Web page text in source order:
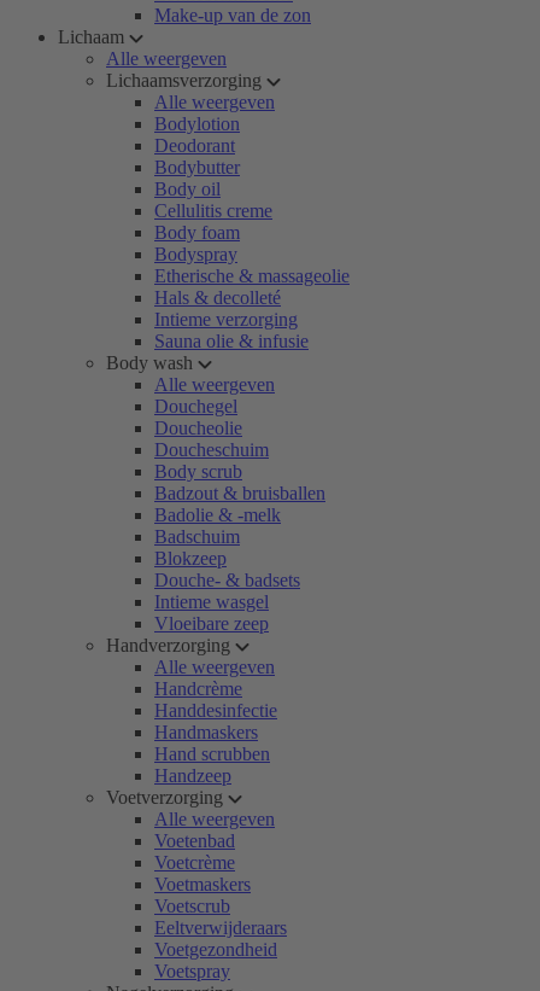
Make-up van de zon
Lichaam
Alle weergeven
Lichaamsverzorging
Alle weergeven
Bodylotion
Deodorant
Bodybutter
Body oil
Cellulitis creme
Body foam
Bodyspray
Etherische & massageolie
Hals & decolleté
Intieme verzorging
Sauna olie & infusie
Body wash
Alle weergeven
Douchegel
Doucheolie
Doucheschuim
Body scrub
Badzout & bruisballen
Badolie & -melk
Badschuim
Blokzeep
Douche- & badsets
Intieme wasgel
Vloeibare zeep
Handverzorging
Alle weergeven
Handcrème
Handdesinfectie
Handmaskers
Hand scrubben
Handzeep
Voetverzorging
Alle weergeven
Voetenbad
Voetcrème
Voetmaskers
Voetscrub
Eeltverwijderaars
Voetgezondheid
Voetspray